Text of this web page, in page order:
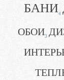
БАНИ4
ОБОИ3